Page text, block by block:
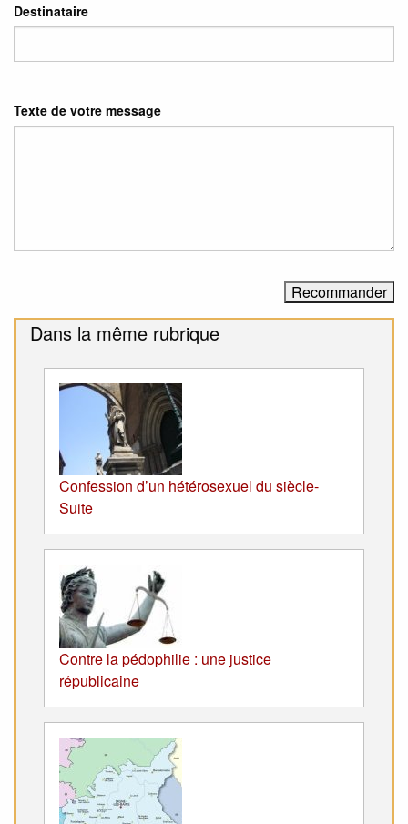
Destinataire
Texte de votre message
Dans la même rubrique
Confession d’un hétérosexuel du siècle-
Suite
Contre la pédophilie : une justice
républicaine